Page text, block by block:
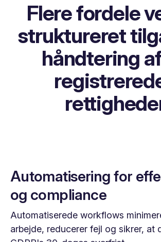
Flere fordele
struktureret
håndtering
Automatisering for
og compliance
Automatiserede workflows
arbejde, reducerer fejl og sikrer, at